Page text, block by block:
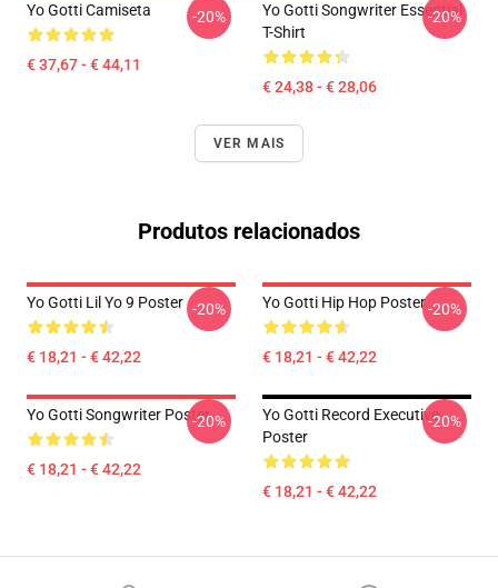
Yo Gotti Camiseta
€ 37,67 - € 44,11
-20%
Yo Gotti Songwriter Essential
T-Shirt
€ 24,38 - € 28,06
-20%
VER MAIS
Produtos relacionados
Yo Gotti Lil Yo 9 Poster
€ 18,21 - € 42,22
-20% Yo Gotti Hip Hop Poster
€ 18,21 - € 42,22
-20%
Yo Gotti Songwriter Poster
€ 18,21 - € 42,22
-20%
Yo Gotti Record Executive
Poster
€ 18,21 - € 42,22
-20%